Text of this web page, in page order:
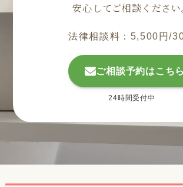
安心してご相談ください
法律相談料：5,500円/
ご相談予約はこちら
24時間受付中